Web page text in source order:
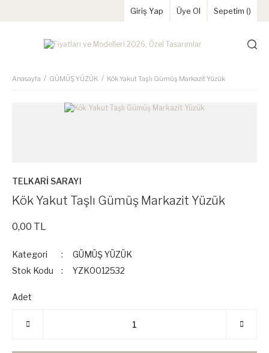
Giriş Yap Üye Ol Sepetim ()
Anasayfa GÜMÜŞ YÜZÜK Kök Yakut Taşlı Gümüş Markazit Yüzük
TELKARİ SARAYI
Kök Yakut Taşlı Gümüş Markazit Yüzük
0,00 TL
Kategori
GÜMÜŞ YÜZÜK
Stok Kodu
YZK0012532
Adet